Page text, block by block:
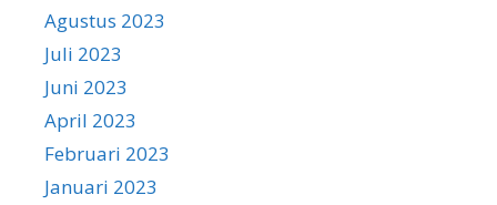
Agustus 2023
Juli 2023
Juni 2023
April 2023
Februari 2023
Januari 2023